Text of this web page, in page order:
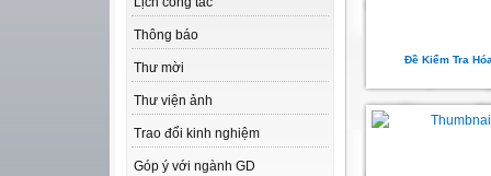
Thông báo
Thư mời
Thư viện ảnh
Trao đổi kinh nghiệm
Góp ý với ngành GD
Đề Kiểm Tra